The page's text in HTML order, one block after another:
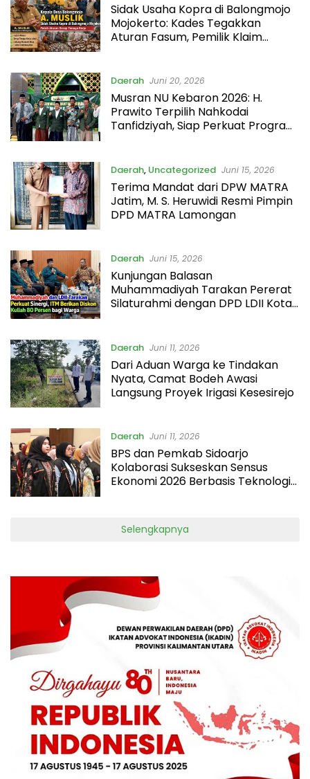
Sidak Usaha Kopra di Balongmojo
Mojokerto: Kades Tegakkan
Aturan Fasum, Pemilik Klaim
Daerah Juni 20, 2026
Musran NU Kebaron 2026: H.
Prawito Terpilih Nahkodai
Tanfidziyah, Siap Perkuat Program
Daerah, Uncategorized Juni 15, 2026
Terima Mandat dari DPW MATRA
Jatim, M. S. Heruwidi Resmi Pimpin
DPD MATRA Lamongan
Daerah Juni 15, 2026
Kunjungan Balasan
Muhammadiyah Tarakan Pererat
Silaturahmi dengan DPD LDII Kota
Daerah Juni 11, 2026
Dari Aduan Warga ke Tindakan
Nyata, Camat Bodeh Awasi
Langsung Proyek Irigasi Kesesirejo
Daerah Juni 11, 2026
BPS dan Pemkab Sidoarjo
Kolaborasi Sukseskan Sensus
Ekonomi 2026 Berbasis Teknologi
Selengkapnya